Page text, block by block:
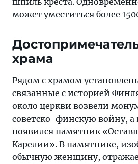
может уместиться более
храма
Рядом с храмом
связанные с историей
около церкви возвели
советско-финскую войну, а
появился памятник
Карелии». В памятнике,
обычную женщину,